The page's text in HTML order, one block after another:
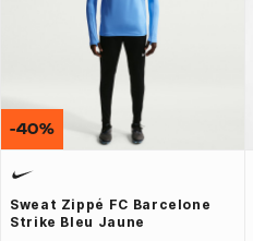
Sweat Zippé FC Barcelone
Strike Bleu Jaune
-40%